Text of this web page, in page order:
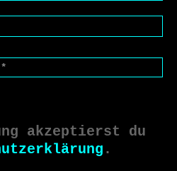
akzeptierst du
.